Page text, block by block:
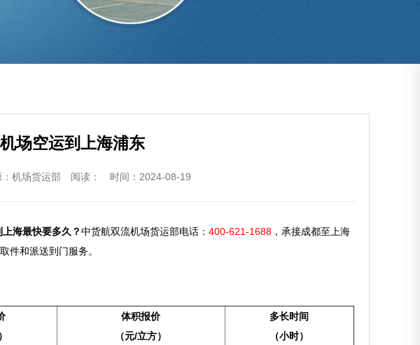
场空运到上海浦东
机场货运部 阅读： 时间：2024-08-19
海最快要多久？中货航双流机场货运部电话： 400-621-1688，承接成都至上海
件和派送到门服务。
体积报价
（元/立方）
多长时间
（小时）